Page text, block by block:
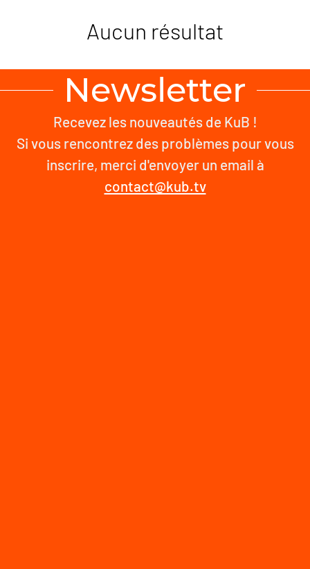
Aucun résultat
Newsletter
Recevez les nouveautés de KuB !
Si vous rencontrez des problèmes pour vous
inscrire, merci d'envoyer un email à
contact@kub.tv